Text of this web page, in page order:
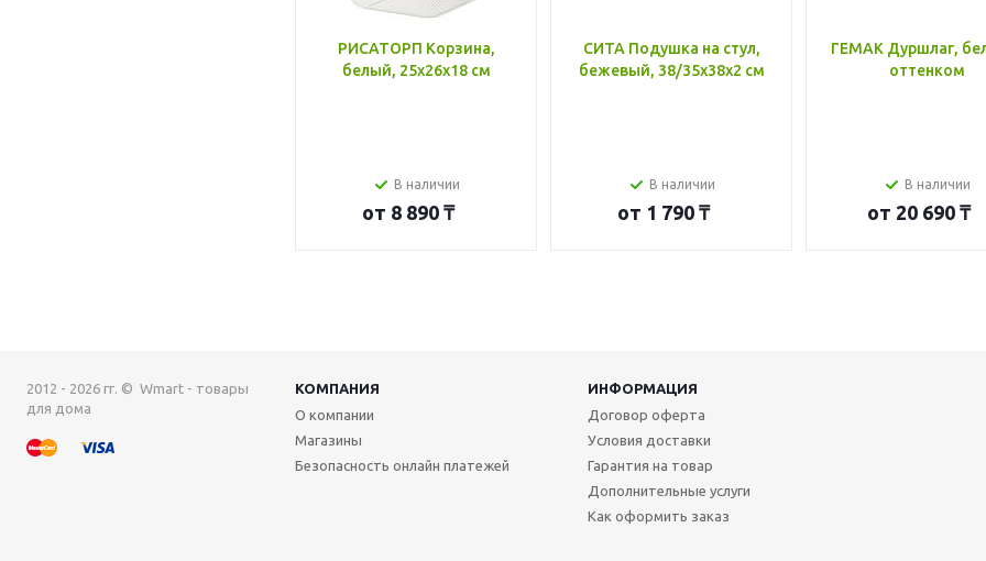
РИСАТОРП Корзина,
белый, 25x26x18 см
В наличии
от 8 890 ₸
СИТА Подушка на стул,
бежевый, 38/35x38x2 см
В наличии
от 1 790 ₸
ГЕМАК Дуршлаг,
оттенком
В наличии
от 20 690 ₸
2012 - 2026 гг. © Wmart - товары
для дома
КОМПАНИЯ
ИНФОРМАЦИЯ
О компании
Магазины
Безопасность онлайн платежей
Договор оферта
Условия доставки
Гарантия на товар
Дополнительные услуги
Как оформить заказ